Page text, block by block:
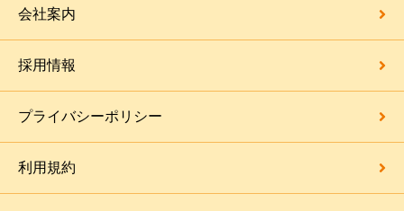
会社案内
採用情報
プライバシーポリシー
利用規約